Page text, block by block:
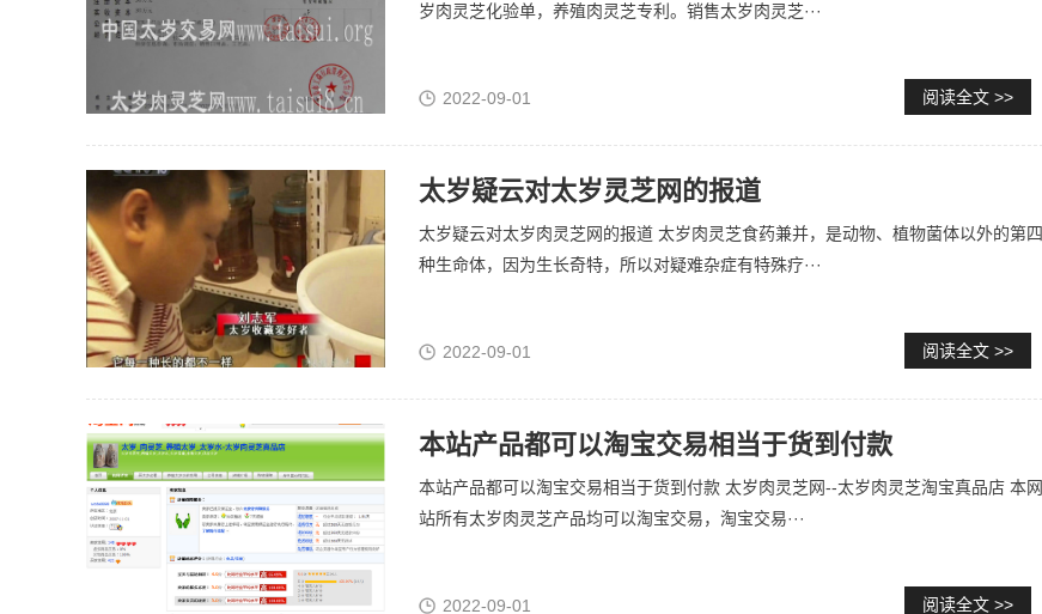
岁肉灵芝化验单，养殖肉灵芝专利。销售太岁肉灵芝···
2022-09-01 阅读全文 >>
太岁疑云对太岁灵芝网的报道
太岁疑云对太岁肉灵芝网的报道 太岁肉灵芝食药兼并，是动物、植物菌体以外的第四
种生命体，因为生长奇特，所以对疑难杂症有特殊疗···
2022-09-01 阅读全文 >>
本站产品都可以淘宝交易相当于货到付款
本站产品都可以淘宝交易相当于货到付款 太岁肉灵芝网--太岁肉灵芝淘宝真品店 本网
站所有太岁肉灵芝产品均可以淘宝交易，淘宝交易···
2022-09-01 阅读全文 >>